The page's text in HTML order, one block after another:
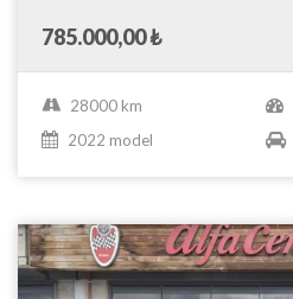
785.000,00 ₺
28000 km
2022 model